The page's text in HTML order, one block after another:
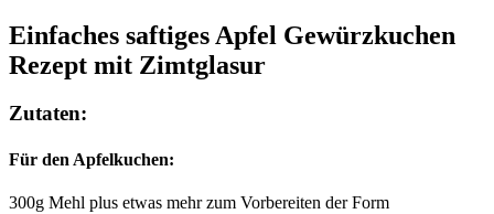
Einfaches saftiges Apfel Gewürzkuchen
Rezept mit Zimtglasur
Zutaten:
Für den Apfelkuchen:
300g Mehl plus etwas mehr zum Vorbereiten der Form